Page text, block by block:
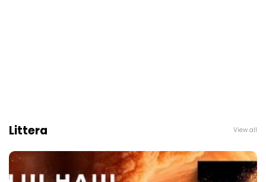
Littera View all